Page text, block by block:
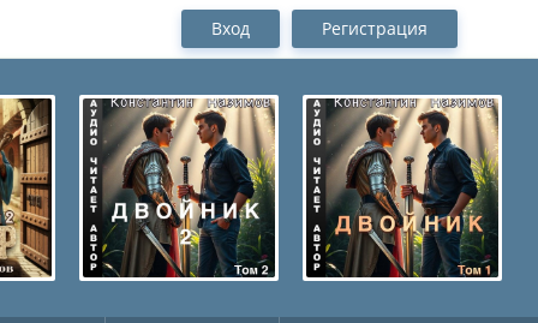
Вход Регистрация